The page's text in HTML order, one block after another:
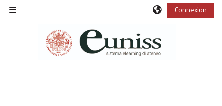
Passer au contenu principal
Connexion